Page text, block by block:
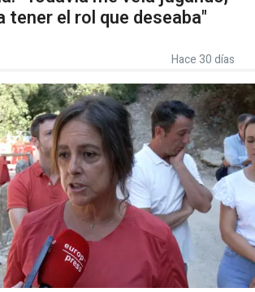
tener el rol que deseaba"
Hace 30 días